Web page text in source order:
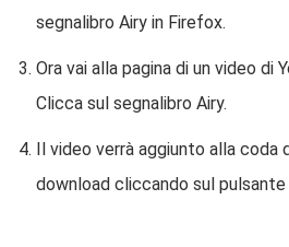
segnalibro Airy in Firefox.
Ora vai alla pagina di un video di
Clicca sul segnalibro Airy.
Il video verrà aggiunto alla coda
download cliccando sul pulsante